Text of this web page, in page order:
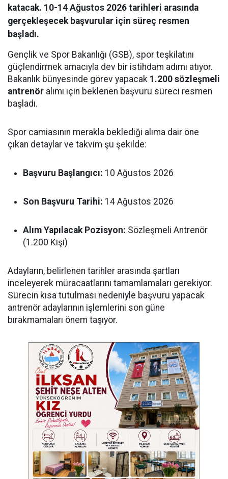
katacak. 10-14 Ağustos 2026 tarihleri arasında
gerçekleşecek başvurular için süreç resmen
başladı.
Gençlik ve Spor Bakanlığı (GSB), spor teşkilatını
güçlendirmek amacıyla dev bir istihdam adımı atıyor.
Bakanlık bünyesinde görev yapacak 1.200 sözleşmeli
antrenör alımı için beklenen başvuru süreci resmen
başladı.
Spor camiasının merakla beklediği alıma dair öne
çıkan detaylar ve takvim şu şekilde:
Başvuru Başlangıcı: 10 Ağustos 2026
Son Başvuru Tarihi: 14 Ağustos 2026
Alım Yapılacak Pozisyon: Sözleşmeli Antrenör
(1.200 Kişi)
Adayların, belirlenen tarihler arasında şartları
inceleyerek müracaatlarını tamamlamaları gerekiyor.
Sürecin kısa tutulması nedeniyle başvuru yapacak
antrenör adaylarının işlemlerini son güne
bırakmamaları önem taşıyor.